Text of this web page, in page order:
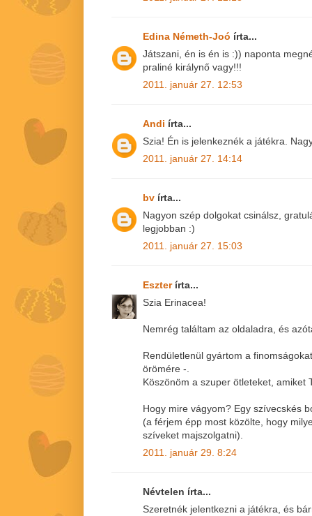
Edina Németh-Joó írta...
Játszani, én is én is :)) naponta
praliné királynő vagy!!!
2011. január 27. 12:53
Andi írta...
Szia! Én is jelenkeznék a játékra.
2011. január 27. 14:14
bv írta...
Nagyon szép dolgokat csinálsz,
legjobban :)
2011. január 27. 15:03
Eszter írta...
Szia Erinacea!
Nemrég találtam az oldaladra, és
Rendületlenül gyártom a
örömére -.
Köszönöm a szuper ötleteket, amiket
Hogy mire vágyom? Egy szívecskés
(a férjem épp most közölte, hogy
szíveket majszolgatni).
2011. január 29. 8:24
Névtelen írta...
Szeretnék jelentkezni a játékra, és